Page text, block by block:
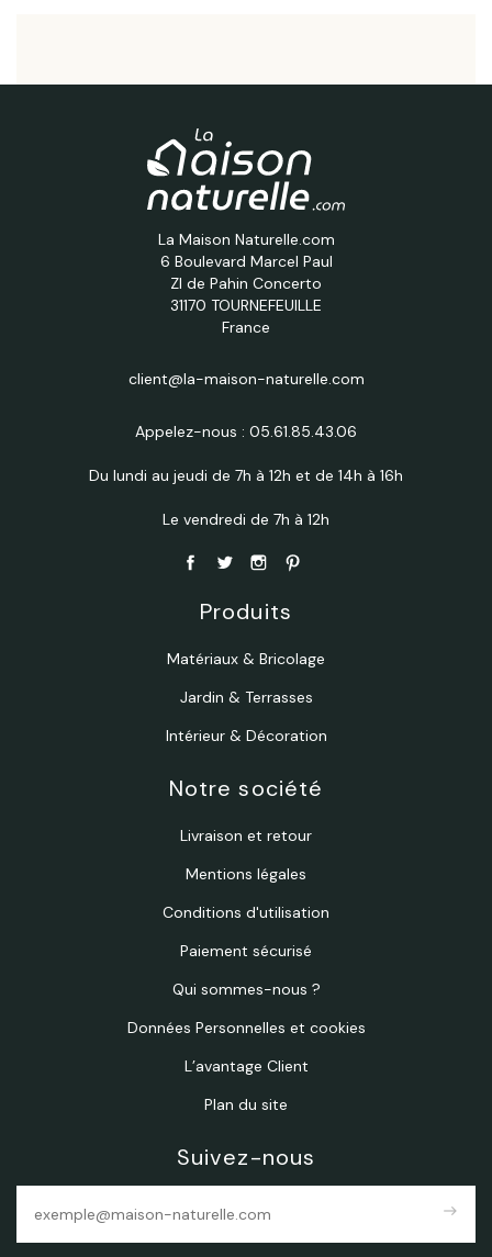
La Maison Naturelle.com
6 Boulevard Marcel Paul
ZI de Pahin Concerto
31170 TOURNEFEUILLE
France
client@la-maison-naturelle.com
Appelez-nous : 05.61.85.43.06
Du lundi au jeudi de 7h à 12h et de 14h à 16h
Le vendredi de 7h à 12h
Produits
Matériaux & Bricolage
Jardin & Terrasses
Intérieur & Décoration
Notre société
Livraison et retour
Mentions légales
Conditions d'utilisation
Paiement sécurisé
Qui sommes-nous ?
Données Personnelles et cookies
L’avantage Client
Plan du site
Suivez-nous
east